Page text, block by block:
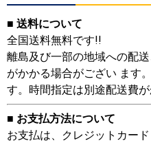
■ 送料について
全国送料無料です!!
離島及び一部の地域への配
がかかる場合がござい ます
す。時間指定は別途配送費が
■ お支払方法について
お支払は、クレジットカー